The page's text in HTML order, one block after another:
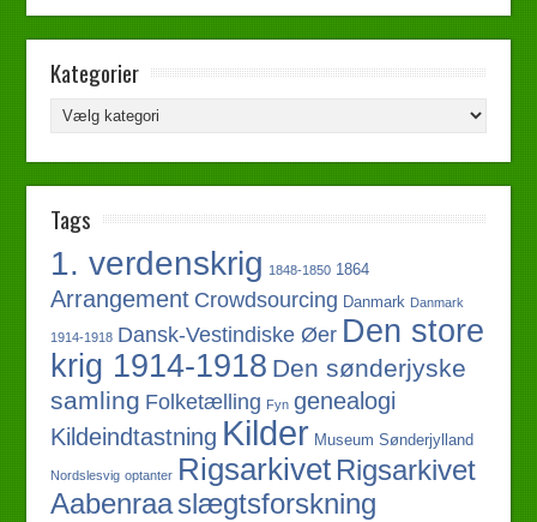
Kategorier
Tags
1. verdenskrig 1848-1850 1864
Arrangement Crowdsourcing Danmark Danmark
1914-1918 Dansk-Vestindiske Øer Den store
krig 1914-1918 Den sønderjyske
samling Folketælling Fyn genealogi
Kildeindtastning Kilder Museum Sønderjylland
Nordslesvig optanter Rigsarkivet Rigsarkivet
Aabenraaslægtsforskning